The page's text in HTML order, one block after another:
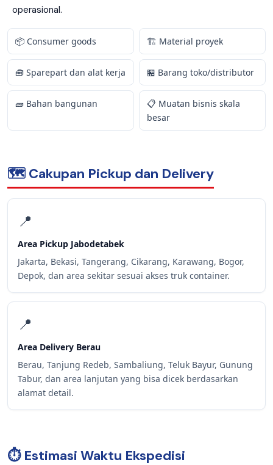
operasional.
📦 Consumer goods 🏗️ Material proyek
🧰 Sparepart dan alat kerja 🏪 Barang toko/distributor
🧱 Bahan bangunan
📋 Muatan bisnis skala
besar
🗺️ Cakupan Pickup dan Delivery
📍
Area Pickup Jabodetabek
Jakarta, Bekasi, Tangerang, Cikarang, Karawang, Bogor,
Depok, dan area sekitar sesuai akses truk container.
📍
Area Delivery Berau
Berau, Tanjung Redeb, Sambaliung, Teluk Bayur, Gunung
Tabur, dan area lanjutan yang bisa dicek berdasarkan
alamat detail.
⏱️ Estimasi Waktu Ekspedisi